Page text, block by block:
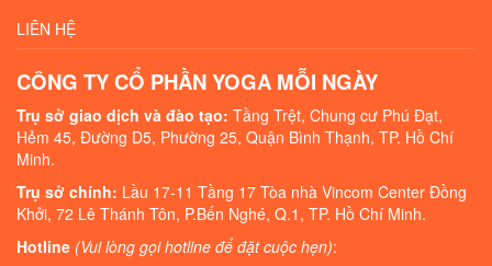
LIÊN HỆ
CÔNG TY CỔ PHẦN YOGA MỖI NGÀY
Trụ sở giao dịch và đào tạo: Tầng Trệt, Chung cư Phú Đạt,
Hẻm 45, Đường D5, Phường 25, Quận Bình Thạnh, TP. Hồ Chí
Minh.
Trụ sở chính: Lầu 17-11 Tầng 17 Tòa nhà Vincom Center Đồng
Khởi, 72 Lê Thánh Tôn, P.Bến Nghé, Q.1, TP. Hồ Chí Minh.
Hotline (Vui lòng gọi hotline để đặt cuộc hẹn):